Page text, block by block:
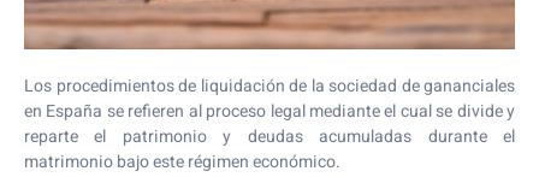
Los procedimientos de liquidación de la sociedad de gananciales
en España se refieren al proceso legal mediante el cual se divide y
reparte el patrimonio y deudas acumuladas durante el
matrimonio bajo este régimen económico.